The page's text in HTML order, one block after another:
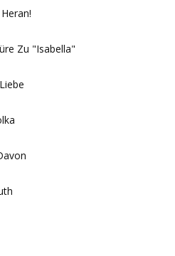
Zu "Isabella"